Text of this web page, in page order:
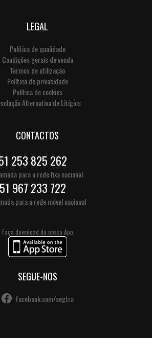
LEGAL
Política de qualidade
Condições gerais de venda
Termos de utilização
Política de privacidade
Política de cookies
Alternativa de Litígios
CONTACTOS
253 825 262
para a rede fixa nacional
967 233 722
para a rede móvel nacional
Faça download da nossa App
SEGUE-NOS
facebook.com/segtra